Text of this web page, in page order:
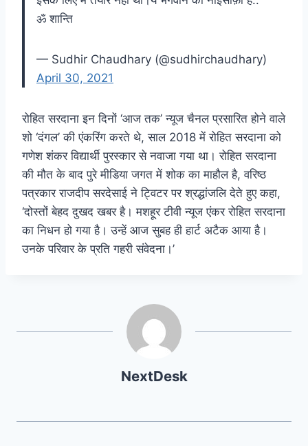
ॐ शान्ति
— Sudhir Chaudhary (@sudhirchaudhary)
April 30, 2021
रोहित सरदाना इन दिनों ‘आज तक’ न्यूज चैनल प्रसारित होने वाले
शो ‘दंगल’ की एंकरिंग करते थे, साल 2018 में रोहित सरदाना को
गणेश शंकर विद्यार्थी पुरस्कार से नवाजा गया था। रोहित सरदाना
की मौत के बाद पुरे मीडिया जगत में शोक का माहौल है, वरिष्ठ
पत्रकार राजदीप सरदेसाई ने ट्विटर पर श्रद्धांजलि देते हुए कहा,
‘दोस्तों बेहद दुखद खबर है। मशहूर टीवी न्यूज एंकर रोहित सरदाना
का निधन हो गया है। उन्हें आज सुबह ही हार्ट अटैक आया है।
उनके परिवार के प्रति गहरी संवेदना।’
NextDesk